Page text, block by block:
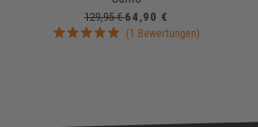
129,95 €64,90 €
(1 Bewertungen)